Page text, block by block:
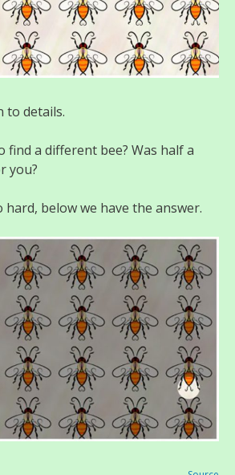
to details.
find a different bee? Was half a
you?
below we have the answer.